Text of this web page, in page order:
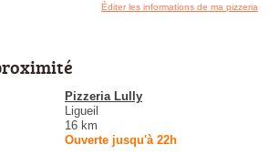
Éditer les informations de ma pizzeria
Pizzeria Lully
Ligueil
16 km
Ouverte jusqu'à 22h